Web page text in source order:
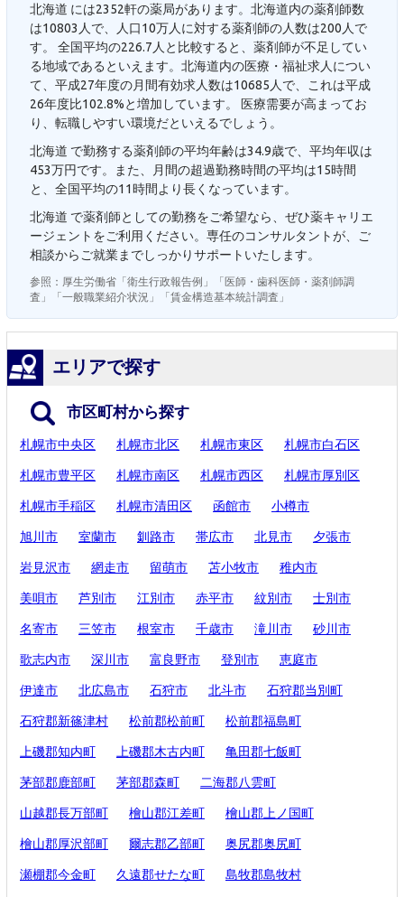
北海道 には2352軒の薬局があります。北海道内の薬剤師数
は10803人で、人口10万人に対する薬剤師の人数は200人で
す。 全国平均の226.7人と比較すると、薬剤師が不足してい
る地域であるといえます。北海道内の医療・福祉求人につい
て、平成27年度の月間有効求人数は10685人で、これは平成
26年度比102.8%と増加しています。 医療需要が高まってお
り、転職しやすい環境だといえるでしょう。
北海道 で勤務する薬剤師の平均年齢は34.9歳で、平均年収は
453万円です。また、月間の超過勤務時間の平均は15時間
と、全国平均の11時間より長くなっています。
北海道 で薬剤師としての勤務をご希望なら、ぜひ薬キャリエ
ージェントをご利用ください。専任のコンサルタントが、ご
相談からご就業までしっかりサポートいたします。
参照：厚生労働省「衛生行政報告例」「医師・歯科医師・薬剤師調
査」「一般職業紹介状況」「賃金構造基本統計調査」
エリアで探す
市区町村から探す
札幌市中央区 札幌市北区 札幌市東区 札幌市白石区
札幌市豊平区 札幌市南区 札幌市西区 札幌市厚別区
札幌市手稲区 札幌市清田区 函館市 小樽市
旭川市 室蘭市 釧路市 帯広市 北見市 夕張市
岩見沢市 網走市 留萌市 苫小牧市 稚内市
美唄市 芦別市 江別市 赤平市 紋別市 士別市
名寄市 三笠市 根室市 千歳市 滝川市 砂川市
歌志内市 深川市 富良野市 登別市 恵庭市
伊達市 北広島市 石狩市 北斗市 石狩郡当別町
石狩郡新篠津村 松前郡松前町 松前郡福島町
上磯郡知内町 上磯郡木古内町 亀田郡七飯町
茅部郡鹿部町 茅部郡森町 二海郡八雲町
山越郡長万部町 檜山郡江差町 檜山郡上ノ国町
檜山郡厚沢部町 爾志郡乙部町 奥尻郡奥尻町
瀬棚郡今金町 久遠郡せたな町 島牧郡島牧村